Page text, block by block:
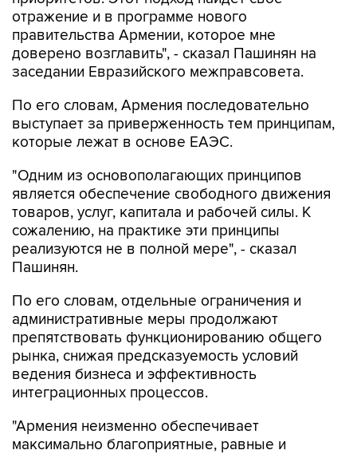
отражение и в программе нового
правительства Армении, которое мне
доверено возглавить", - сказал Пашинян на
заседании Евразийского межправсовета.
По его словам, Армения последовательно
выступает за приверженность тем принципам,
которые лежат в основе ЕАЭС.
"Одним из основополагающих принципов
является обеспечение свободного движения
товаров, услуг, капитала и рабочей силы. К
сожалению, на практике эти принципы
реализуются не в полной мере", - сказал
Пашинян.
По его словам, отдельные ограничения и
административные меры продолжают
препятствовать функционированию общего
рынка, снижая предсказуемость условий
ведения бизнеса и эффективность
интеграционных процессов.
"Армения неизменно обеспечивает
максимально благоприятные, равные и